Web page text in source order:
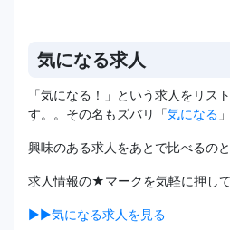
気になる求人
「気になる！」という求人をリス
す。。その名もズバリ「気になる
興味のある求人をあとで比べるの
求人情報の★マークを気軽に押して
▶▶気になる求人を見る